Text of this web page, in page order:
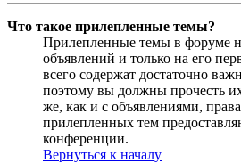
Что такое прилепленные темы?
Прилепленные темы в форуме
объявлений и только на его
всего содержат достаточно
поэтому вы должны прочесть
же, как и с объявлениями,
прилепленных тем
конференции.
Вернуться к началу